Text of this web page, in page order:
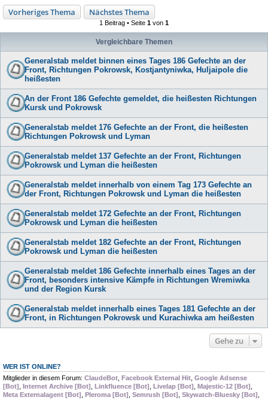
Vorheriges Thema Nächstes Thema
1 Beitrag • Seite 1 von 1
Vergleichbare Themen
Generalstab meldet binnen eines Tages 186 Gefechte an der
Front, Richtungen Pokrowsk, Kostjantyniwka, Huljaipole die
heißesten
An der Front 186 Gefechte gemeldet, die heißesten Richtungen
Kursk und Pokrowsk
Generalstab meldet 176 Gefechte an der Front, die heißesten
Richtungen Pokrowsk und Lyman
Generalstab meldet 137 Gefechte an der Front, Richtungen
Pokrowsk und Lyman die heißesten
Generalstab meldet innerhalb von einem Tag 173 Gefechte an
der Front, Richtungen Pokrowsk und Lyman die heißesten
Generalstab meldet 172 Gefechte an der Front, Richtungen
Pokrowsk und Lyman die heißesten
Generalstab meldet 182 Gefechte an der Front, Richtungen
Pokrowsk und Lyman die heißesten
Generalstab meldet 186 Gefechte innerhalb eines Tages an der
Front, besonders intensive Kämpfe in Richtungen Wremiwka
und der Region Kursk
Generalstab meldet innerhalb eines Tages 181 Gefechte an der
Front, in Richtungen Pokrowsk und Kurachiwka am heißesten
Gehe zu
WER IST ONLINE?
Mitglieder in diesem Forum: ClaudeBot Facebook External Hit Google Adsense
[Bot] Internet Archive [Bot] Linkfluence [Bot] Livelap [Bot] Majestic-12 [Bot]
Meta Externalagent [Bot] Pleroma [Bot] Semrush [Bot] Skywatch-Bluesky [Bot]